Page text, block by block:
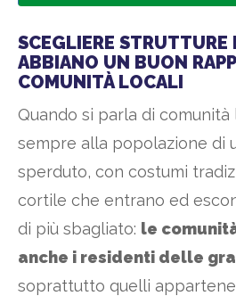
SCEGLIERE STRUTTURE
ABBIANO UN BUON
COMUNITÀ LOCALI
Quando si parla di comunità
sempre alla popolazione di
sperduto, con costumi
cortile che entrano ed
di più sbagliato: le
anche i residenti delle
soprattutto quelli